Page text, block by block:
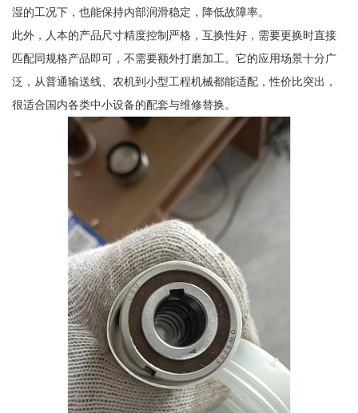
湿的工况下，也能保持内部润滑稳定，降低故障率。
此外，人本的产品尺寸精度控制严格，互换性好，需要更换时直接
匹配同规格产品即可，不需要额外打磨加工。它的应用场景十分广
泛，从普通输送线、农机到小型工程机械都能适配，性价比突出，
很适合国内各类中小设备的配套与维修替换。